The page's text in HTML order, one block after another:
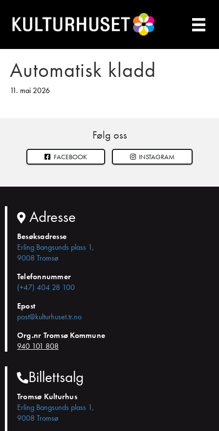
Automatisk kladd
11. mai 2026
Følg oss
FACEBOOK INSTAGRAM
Adresse
Besøksadresse
Erling Bangsunds plass 1,
9008 Tromsø
Telefonnummer
(+47) 404 28 100
Epost
post@kulturhuset.tr.no
Org.nr Tromsø Kommune
940 101 808
Billettsalg
Tromsø Kulturhus
Erling Bangsunds plass 1,
9008 Tromsø